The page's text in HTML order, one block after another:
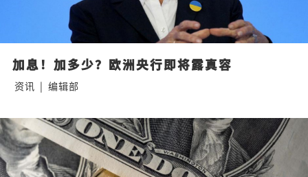
加息！加多少？欧洲央行即将露真容
资讯 | 编辑部